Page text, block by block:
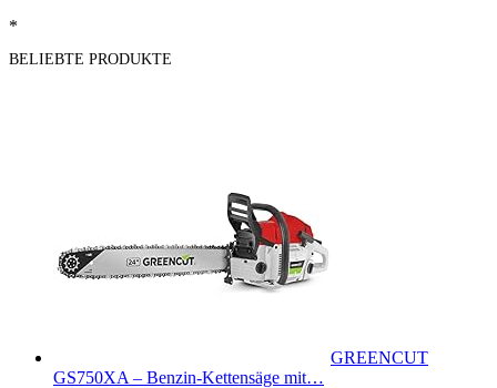
*
BELIEBTE PRODUKTE
GREENCUT
GS750XA – Benzin-Kettensäge mit…